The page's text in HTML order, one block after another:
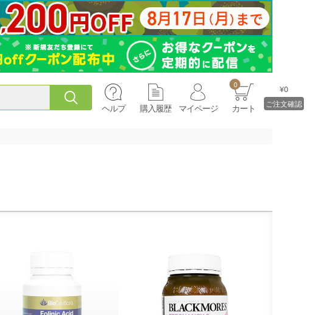
ヘルプ 購入履歴 マイページ
0
カート
¥0
ご注文確認